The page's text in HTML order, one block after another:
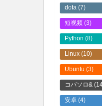
dota (7)
短视频 (3)
Python (8)
Linux (10)
Ubuntu (3)
コバソロ&
安卓 (4)